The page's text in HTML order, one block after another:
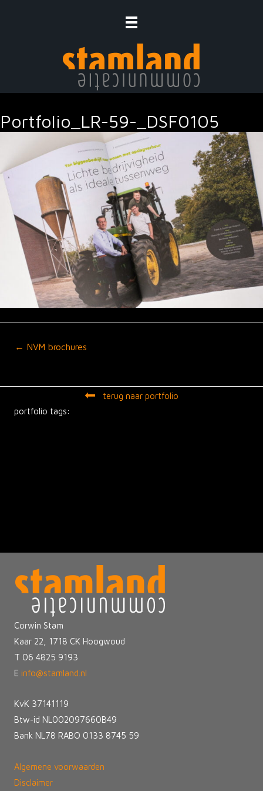
Portfolio_LR-59-_DSF0105
← NVM brochures
terug naar portfolio
portfolio tags:
Corwin Stam
Kaar 22, 1718 CK Hoogwoud
T 06 4825 9193
E info@stamland.nl
KvK 37141119
Btw-id NL002097660B49
Bank NL78 RABO 0133 8745 59
Algemene voorwaarden
Disclaimer